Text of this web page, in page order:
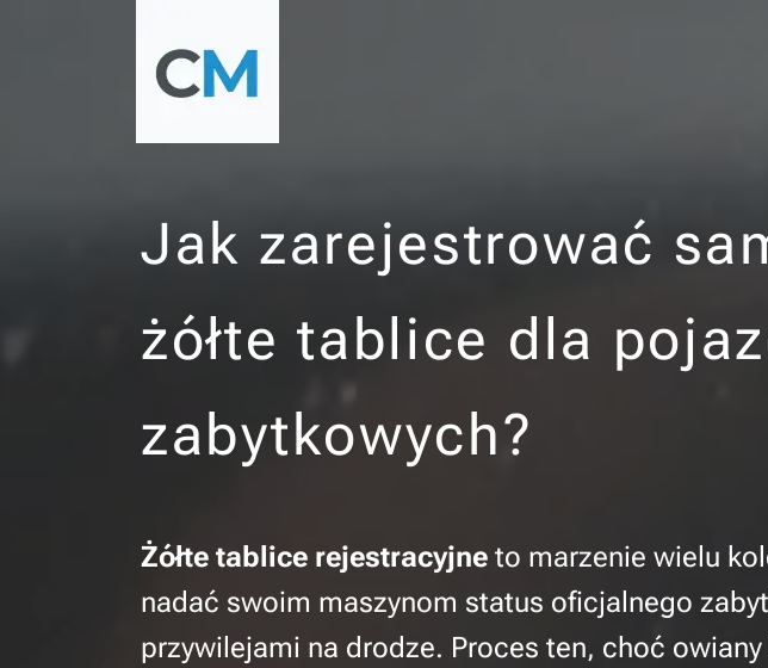
Jak zarejestrować
żółte tablice dla
zabytkowych?
Żółte tablice rejestracyjne to marzenie wielu
nadać swoim maszynom status oficjalnego
przywilejami na drodze. Proces ten, choć